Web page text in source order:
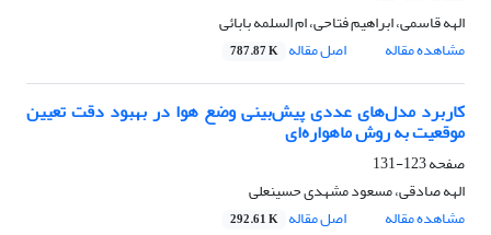
الهه قاسمی، ابراهیم فتاحی، ام السلمه بابائی
مشاهده مقاله
اصل مقاله 787.87 K
کاربرد مدل‌های عددی پیش‌بینی وضع هوا در بهبود دقت تعیین
موقعیت به روش ماهواره‌ای
صفحه123-131
الهه صادقی، مسعود مشهدی حسینعلی
مشاهده مقاله
اصل مقاله 292.61 K